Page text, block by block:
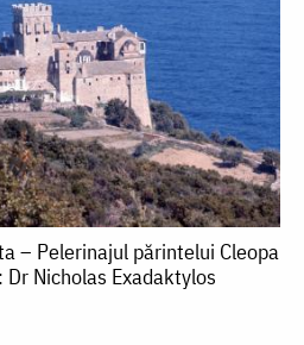
– Pelerinajul părintelui Cleopa
Nicholas Exadaktylos